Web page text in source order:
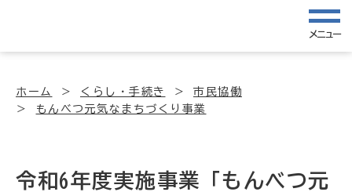
メニュー
ホーム くらし・手続き
市民協働
もんべつ元気なまちづくり事業
令和6年度実施事業「もんべつ元